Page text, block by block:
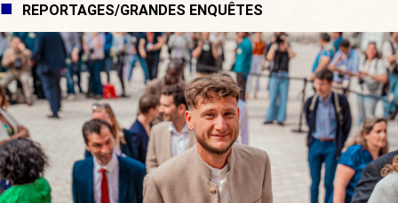
REPORTAGES/GRANDES ENQUÊTES